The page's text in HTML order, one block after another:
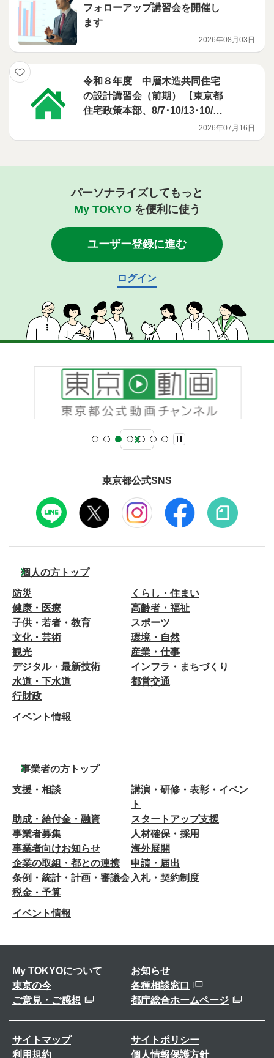
フォローアップ講習会を開催し
ます
2026年08月03日
令和８年度 中層木造共同住宅
の設計講習会（前期） 【東京都
住宅政策本部、8/7･10/13･10/2
2026年07月16日
パーソナライズしてもっと
My TOKYOを便利に使う
ユーザー登録に進む
ログイン
東京都公式SNS
個人の方トップ
防災
くらし・住まい
健康・医療
高齢者・福祉
子供・若者・教育
スポーツ
文化・芸術
環境・自然
観光
産業・仕事
デジタル・最新技術
インフラ・まちづくり
水道・下水道
都営交通
行財政
イベント情報
事業者の方トップ
支援・相談
講演・研修・表彰・イベン
ト
助成・給付金・融資
スタートアップ支援
事業者募集
人材確保・採用
事業者向けお知らせ
海外展開
企業の取組・都との連携
申請・届出
条例・統計・計画・審議会 入札・契約制度
税金・予算
イベント情報
My TOKYOについて
お知らせ
東京の今
各種相談窓口
ご意見・ご感想
都庁総合ホームページ
サイトマップ
サイトポリシー
利用規約
個人情報保護方針